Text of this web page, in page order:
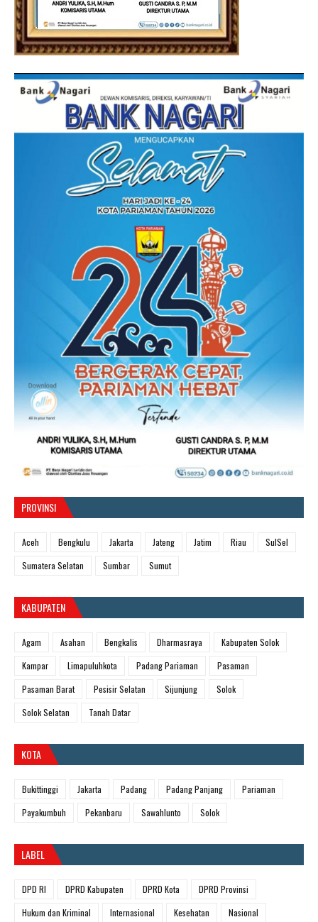
PROVINSI
Aceh Bengkulu Jakarta Jateng Jatim Riau
SulSel
Sumatera Selatan
Sumbar Sumut
KABUPATEN
Agam Asahan Bengkalis Dharmasraya
Kabupaten Solok
Kampar
Limapuluhkota Padang Pariaman
Pasaman
Pasaman Barat
Pesisir Selatan Sijunjung
Solok
Solok Selatan
Tanah Datar
KOTA
Bukittinggi Jakarta Padang Padang Panjang
Pariaman
Payakumbuh
Pekanbaru Sawahlunto Solok
LABEL
DPD RI DPRD Kabupaten DPRD Kota
DPRD Provinsi
Hukum dan Kriminal
Internasional Kesehatan Nasional